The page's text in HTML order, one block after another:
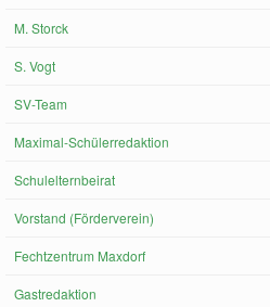
M. Storck
S. Vogt
SV-Team
Maximal-Schülerredaktion
Schulelternbeirat
Vorstand (Förderverein)
Fechtzentrum Maxdorf
Gastredaktion